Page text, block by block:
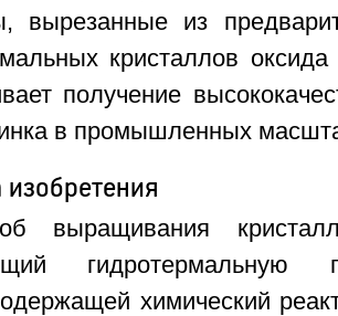
вырезанные из
кристаллов
получение
в промышленных
выращивания
гидротермальную
химический